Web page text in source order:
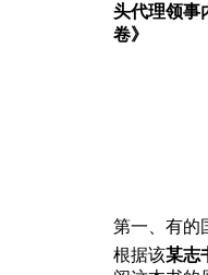
头代理领事
卷》
第一、有的
根据该某志